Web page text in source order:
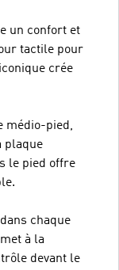
un confort et
tactile pour
crée
médio-pied,
plaque
le pied offre
chaque
à la
devant le